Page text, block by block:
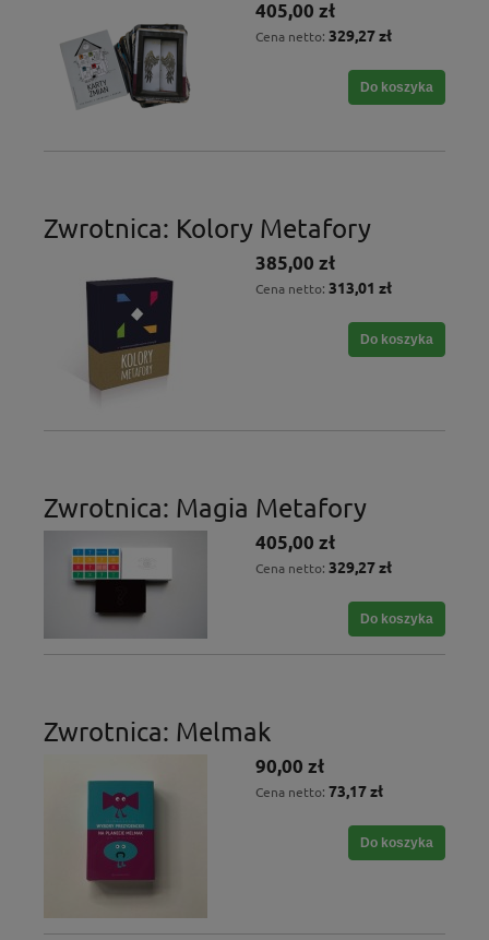
405,00 zł
Cena netto: 329,27 zł
Do koszyka
Zwrotnica: Kolory Metafory
385,00 zł
Cena netto: 313,01 zł
Do koszyka
Zwrotnica: Magia Metafory
405,00 zł
Cena netto: 329,27 zł
Do koszyka
Zwrotnica: Melmak
90,00 zł
Cena netto: 73,17 zł
Do koszyka